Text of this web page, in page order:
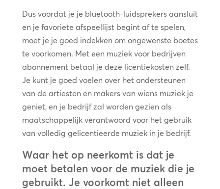
Dus voordat je je bluetooth-luidsprekers aansluit
en je favoriete afspeellijst begint af te spelen,
moet je je goed indekken om ongewenste boetes
te voorkomen. Met een muziek voor bedrijven
abonnement betaal je deze licentiekosten zelf.
Je kunt je goed voelen over het ondersteunen
van de artiesten en makers van wiens muziek je
geniet, en je bedrijf zal worden gezien als
maatschappelijk verantwoord voor het gebruik
van volledig gelicentieerde muziek in je bedrijf.
Waar het op neerkomt is dat je
moet betalen voor de muziek die je
gebruikt. Je voorkomt niet alleen